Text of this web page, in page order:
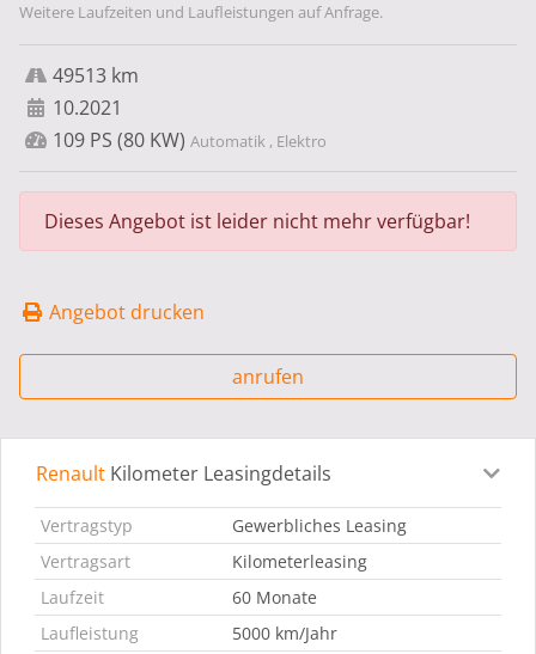
Weitere Laufzeiten und Laufleistungen auf Anfrage.
49513 km
10.2021
109 PS (80 KW) Automatik , Elektro
Dieses Angebot ist leider nicht mehr verfügbar!
Angebot drucken
anrufen
Leasingdetails Fahrzeugdetails
Renault Kilometer Leasingdetails
Vertragstyp
Gewerbliches Leasing
Vertragsart
Kilometerleasing
Laufzeit
60 Monate
Laufleistung
5000 km/Jahr